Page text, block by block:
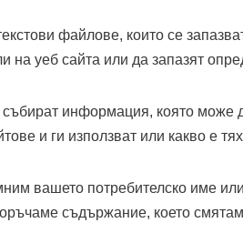
файлове, които се
на уеб сайта или да запазят
събират информация, която
и ги използват или какво е
вашето потребителско име
съдържание, което